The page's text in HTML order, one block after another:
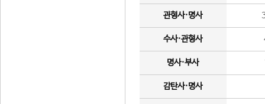
관형사·명사
수사·관형사
명사·부사
감탄사·명사